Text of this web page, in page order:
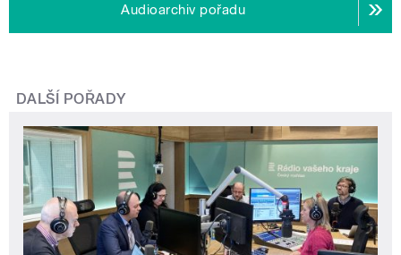
Audioarchiv pořadu
DALŠÍ POŘADY